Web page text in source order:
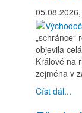
„schránce“
objevila
Králové na
zejména v
Číst dál...